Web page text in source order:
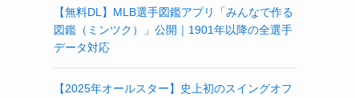
【無料DL】MLB選手図鑑アプリ「みんなで作る
図鑑（ミンツク）」公開｜1901年以降の全選手
データ対応
【2025年オールスター】史上初のスイングオフ